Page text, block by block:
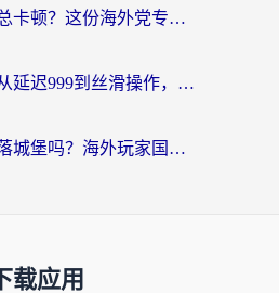
在欧洲玩新诛仙总卡顿？这份海外党专属加速器指南帮你解决延迟难题
在英国玩鸣潮：从延迟999到丝滑操作，我是怎么做到的？
在国外还能打失落城堡吗？海外玩家国服游戏加速终极指南（附北美玩online加速器下载技巧）
下载应用